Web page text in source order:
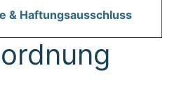
& Haftungsausschluss